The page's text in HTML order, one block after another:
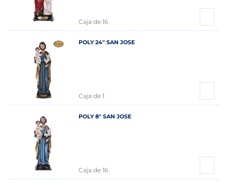
Caja de 16
POLY 24" SAN JOSE
Caja de 1
POLY 8" SAN JOSE
Caja de 16